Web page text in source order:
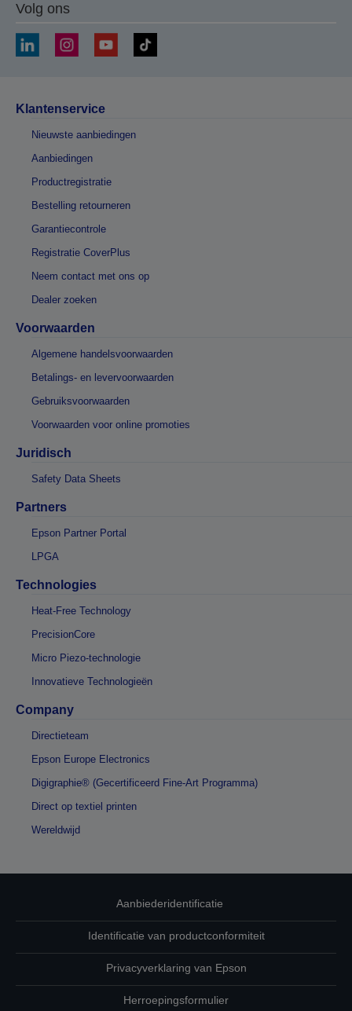
Volg ons
Klantenservice
Nieuwste aanbiedingen
Aanbiedingen
Productregistratie
Bestelling retourneren
Garantiecontrole
Registratie CoverPlus
Neem contact met ons op
Dealer zoeken
Voorwaarden
Algemene handelsvoorwaarden
Betalings- en levervoorwaarden
Gebruiksvoorwaarden
Voorwaarden voor online promoties
Juridisch
Safety Data Sheets
Partners
Epson Partner Portal
LPGA
Technologies
Heat-Free Technology
PrecisionCore
Micro Piezo-technologie
Innovatieve Technologieën
Company
Directieteam
Epson Europe Electronics
Digigraphie® (Gecertificeerd Fine-Art Programma)
Direct op textiel printen
Wereldwijd
Aanbiederidentificatie
Identificatie van productconformiteit
Privacyverklaring van Epson
Herroepingsformulier